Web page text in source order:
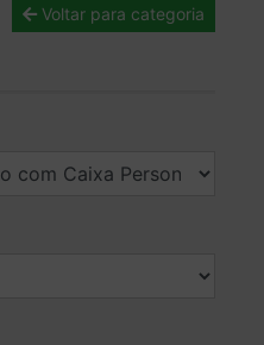
Voltar para categoria